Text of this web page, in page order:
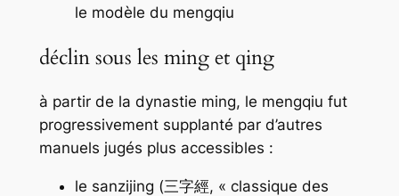
le modèle du mengqiu
déclin sous les ming et qing
à partir de la dynastie ming, le mengqiu fut
progressivement supplanté par d’autres
manuels jugés plus accessibles :
le sanzijing (三字經, « classique des